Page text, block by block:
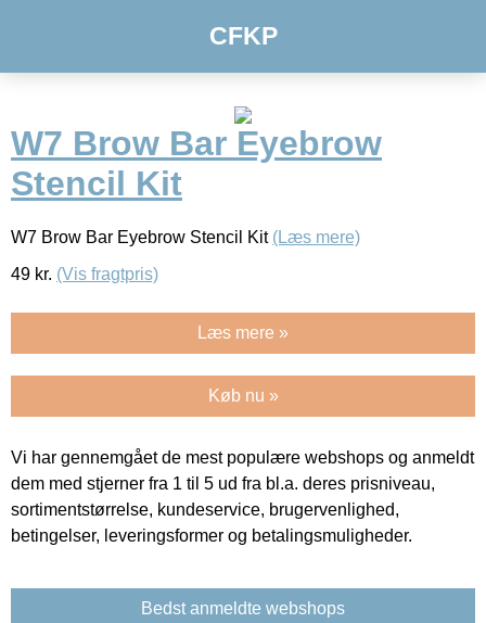
CFKP
W7 Brow Bar Eyebrow
Stencil Kit
W7 Brow Bar Eyebrow Stencil Kit (Læs mere)
49 kr. (Vis fragtpris)
Læs mere »
Køb nu »
Vi har gennemgået de mest populære webshops og anmeldt
dem med stjerner fra 1 til 5 ud fra bl.a. deres prisniveau,
sortimentstørrelse, kundeservice, brugervenlighed,
betingelser, leveringsformer og betalingsmuligheder.
Bedst anmeldte webshops